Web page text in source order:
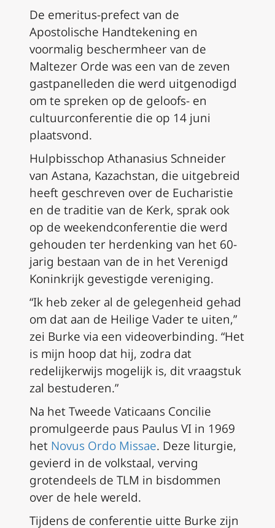
De emeritus-prefect van de
Apostolische Handtekening en
voormalig beschermheer van de
Maltezer Orde was een van de zeven
gastpanelleden die werd uitgenodigd
om te spreken op de geloofs- en
cultuurconferentie die op 14 juni
plaatsvond.
Hulpbisschop Athanasius Schneider
van Astana, Kazachstan, die uitgebreid
heeft geschreven over de Eucharistie
en de traditie van de Kerk, sprak ook
op de weekendconferentie die werd
gehouden ter herdenking van het 60-
jarig bestaan van de in het Verenigd
Koninkrijk gevestigde vereniging.
“Ik heb zeker al de gelegenheid gehad
om dat aan de Heilige Vader te uiten,”
zei Burke via een videoverbinding. “Het
is mijn hoop dat hij, zodra dat
redelijkerwijs mogelijk is, dit vraagstuk
zal bestuderen.”
Na het Tweede Vaticaans Concilie
promulgeerde paus Paulus VI in 1969
het Novus Ordo Missae. Deze liturgie,
gevierd in de volkstaal, verving
grotendeels de TLM in bisdommen
over de hele wereld.
Tijdens de conferentie uitte Burke zijn